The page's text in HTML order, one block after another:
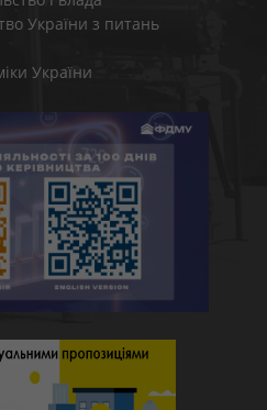
України з питань
України